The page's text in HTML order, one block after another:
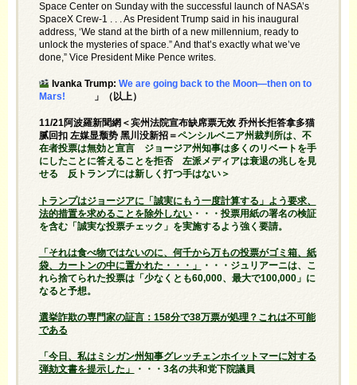
Space Center on Sunday with the successful launch of NASA’s
SpaceX Crew-1 . . . As President Trump said in his inaugural
address, ‘We stand at the birth of a new millennium, ready to
unlock the mysteries of space.” And that’s exactly what we’ve
done,” Vice President Mike Pence writes.
Ivanka Trump: We are going back to the Moon—then on to
Mars!
」（以上）
11/21阿波羅新聞網＜宾州法院宣布缺席票无效 乔州长拒答拿多猫
腻回扣 左媒显颓势 黑川没新招＝ペンシルベニア州裁判所は、不
在者投票は無効と宣言 ジョージア州知事は多くのリベートを手
にしたことに答えることを拒否 左派メディアは衰退の兆しを見
せる 反トランプには新しく打つ手はない＞
トランプはジョージアに「誠実にもう一度計算する」よう要求、
法的措置を求めることを除外しない・・・投票用紙の署名の検証
を含む「誠実な投票チェック」を実施するよう強く要請。
「それは食べ物ではないのに、何千から万もの投票がゴミ箱、紙
袋、カートンの中に置かれた・・・」
・・・ジュリアーニは、こ
れら捨てられた投票は「少なくとも60,000、最大で100,000」に
なると予想。
選挙詐欺の専門家の証言：158分で38万票が処理？これは不可能
である
「今日、私はミシガン州知事グレッチェンホイットマーに対する
弾劾文書を提示した」
・・・3名の共和党下院議員